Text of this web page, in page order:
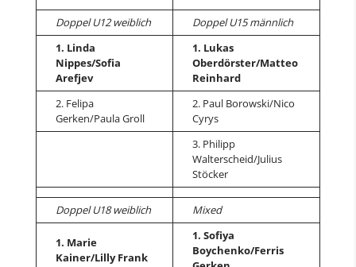
Doppel U12 weiblich
Doppel U15 männlich
1. Linda
Nippes/Sofia
Arefjev
1. Lukas
Oberdörster/Matteo
Reinhard
2. Felipa
Gerken/Paula Groll
2. Paul Borowski/Nico
Cyrys
3. Philipp
Walterscheid/Julius
Stöcker
Doppel U18 weiblich Mixed
1. Marie
Kainer/Lilly Frank
1. Sofiya
Boychenko/Ferris